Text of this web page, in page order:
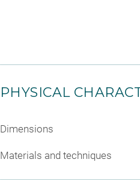
PHYSICAL
Dimensions
Materials and techniques